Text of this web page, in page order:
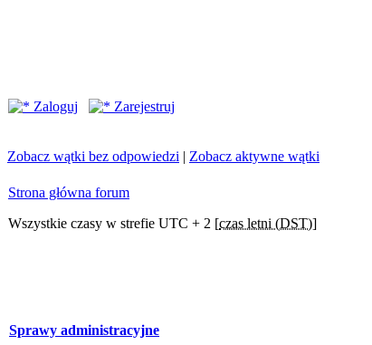
Zaloguj
Zarejestruj
Zobacz wątki bez odpowiedzi | Zobacz aktywne wątki
Strona główna forum
Wszystkie czasy w strefie UTC + 2 [czas letni (DST)]
Sprawy administracyjne